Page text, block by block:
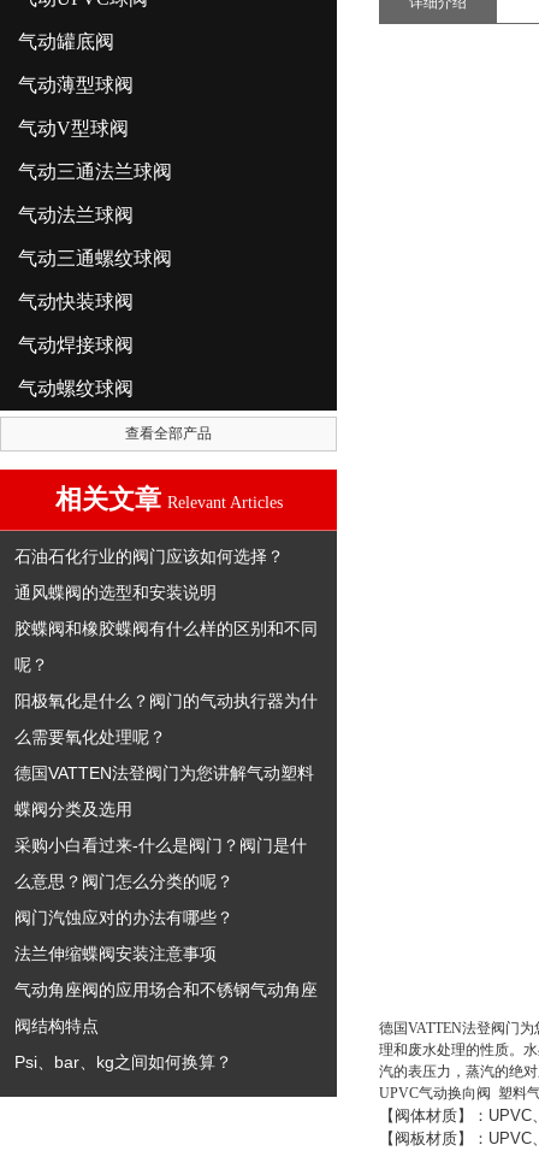
气动罐底阀
气动薄型球阀
气动V型球阀
气动三通法兰球阀
气动法兰球阀
气动三通螺纹球阀
气动快装球阀
气动焊接球阀
气动螺纹球阀
查看全部产品
相关文章 Relevant Articles
石油石化行业的阀门应该如何选择？
通风蝶阀的选型和安装说明
胶蝶阀和橡胶蝶阀有什么样的区别和不同
呢？
阳极氧化是什么？阀门的气动执行器为什
么需要氧化处理呢？
德国VATTEN法登阀门为您讲解气动塑料
蝶阀分类及选用
采购小白看过来-什么是阀门？阀门是什
么意思？阀门怎么分类的呢？
阀门汽蚀应对的办法有哪些？
法兰伸缩蝶阀安装注意事项
气动角座阀的应用场合和不锈钢气动角座
阀结构特点
Psi、bar、kg之间如何换算？
德国VATTEN法登阀门
理和废水处理的性质。
汽的表压力，蒸汽的绝
UPVC气动换向阀 塑料
【阀体材质】： UPVC
【阀板材质】： UPVC